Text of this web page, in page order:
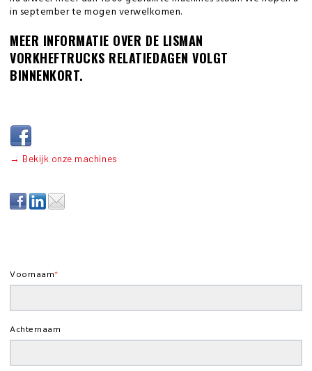
in september te mogen verwelkomen.
MEER INFORMATIE OVER DE LISMAN
VORKHEFTRUCKS RELATIEDAGEN VOLGT
BINNENKORT.
→ Bekijk onze machines
Voornaam*
Achternaam